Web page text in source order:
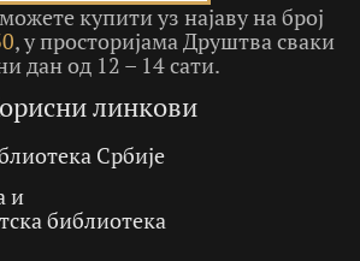
купити уз најаву на број
, у просторијама Друштва сваки
дан од 12 – 14 сати.
линкови
Србије
и
библиотека